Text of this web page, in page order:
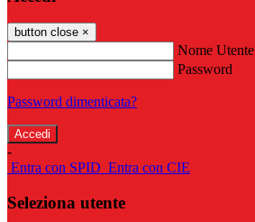
button close ×
Nome Utente
Password
Password dimenticata?
-
Entra con SPID Entra con CIE
Seleziona utente